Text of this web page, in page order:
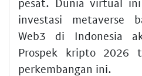
investasi metaverse
Web3 di Indonesia
Prospek kripto 2026
perkembangan ini.